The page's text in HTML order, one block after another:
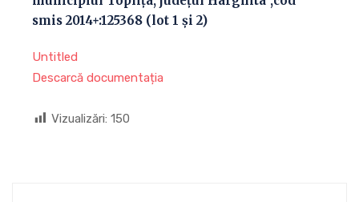
smis 2014+:125368 (lot 1 și 2)
Untitled
Descarcă documentația
Vizualizări: 150